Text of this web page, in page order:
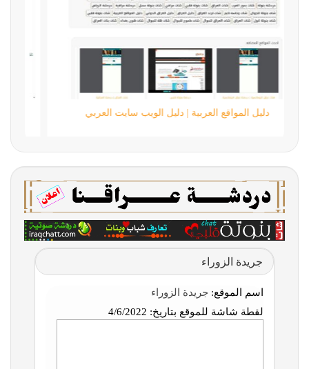
دليل المواقع العربية | دليل الويب سايت العربي
جريدة الزوراء
اسم الموقع: جريدة الزوراء
لقطة شاشة للموقع بتاريخ: